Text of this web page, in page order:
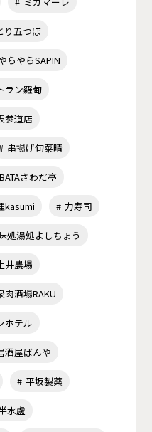
り五つぼ
らやらSAPIN
ラン羅甸
参道店
串揚げ旬菜晴
さわだ亭
kasumi 力寿司
処湯処よしちょう
井農場
肉酒場RAKU
ホテル
酒屋ばんや
平坂製薬
水盧